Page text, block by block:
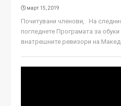
март 15, 2019
Почитувани членови, На
погледнете Програмата за
внатрешните ревизори на